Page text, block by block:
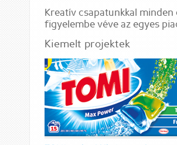
Kreatív csapatunkkal
figyelembe véve az egyes
Kiemelt projektek